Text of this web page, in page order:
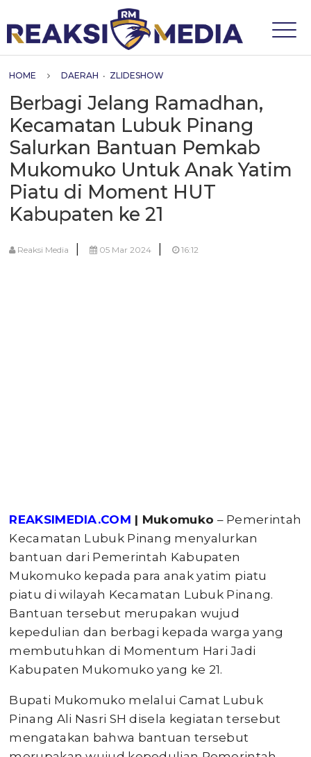
HOME DAERAH • ZLIDESHOW
Berbagi Jelang Ramadhan,
Kecamatan Lubuk Pinang
Salurkan Bantuan Pemkab
Mukomuko Untuk Anak Yatim
Piatu di Moment HUT
Kabupaten ke 21
Reaksi Media | 05 Mar 2024 | 16:12
REAKSIMEDIA.COM | Mukomuko – Pemerintah
Kecamatan Lubuk Pinang menyalurkan
bantuan dari Pemerintah Kabupaten
Mukomuko kepada para anak yatim piatu
piatu di wilayah Kecamatan Lubuk Pinang.
Bantuan tersebut merupakan wujud
kepedulian dan berbagi kepada warga yang
membutuhkan di Momentum Hari Jadi
Kabupaten Mukomuko yang ke 21.
Bupati Mukomuko melalui Camat Lubuk
Pinang Ali Nasri SH disela kegiatan tersebut
mengatakan bahwa bantuan tersebut